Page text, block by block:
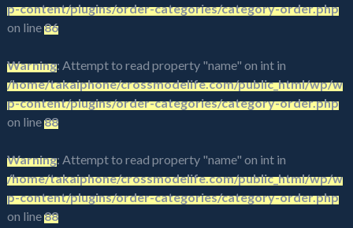
p-content/plugins/order-categories/category-order.php
on line86
Warning: Attempt to read property "name" on int in
/home/takaiphone/crossmodelife.com/public_html/wp/w
p-content/plugins/order-categories/category-order.php
on line88
Warning: Attempt to read property "name" on int in
/home/takaiphone/crossmodelife.com/public_html/wp/w
p-content/plugins/order-categories/category-order.php
on line88